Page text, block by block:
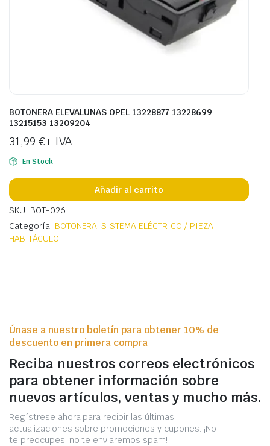
BOTONERA ELEVALUNAS OPEL 13228877 13228699
13215153 13209204
31,99 €+ IVA
En Stock
Añadir al carrito
SKU: BOT-026
Categoría: BOTONERA,SISTEMA ELÉCTRICO / PIEZA
HABITÁCULO
Únase a nuestro boletín para obtener 10% de
descuento en primera compra
Reciba nuestros correos electrónicos
para obtener información sobre
nuevos artículos, ventas y mucho más.
Regístrese ahora para recibir las últimas
actualizaciones sobre promociones y cupones. ¡No
te preocupes, no te enviaremos spam!